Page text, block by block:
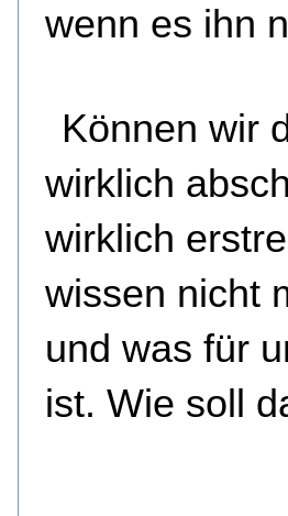
wenn es ihn
Können wir
wirklich
wirklich
wissen nicht
und was für
ist. Wie soll